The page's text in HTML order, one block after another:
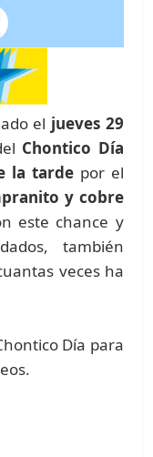
el jueves 29
Chontico Día
la tarde por el
y cobre
este chance y
también
veces ha
Día para